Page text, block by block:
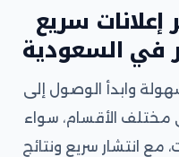
سريع
في السعودية
وابدأ الوصول إلى
الأقسام، سواء
مع انتشار سريع ونتائج